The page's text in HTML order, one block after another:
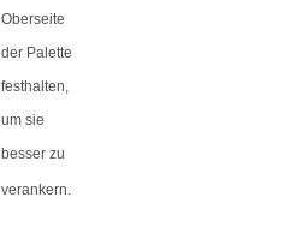
Oberseite
der Palette
festhalten,
um sie
besser zu
verankern.